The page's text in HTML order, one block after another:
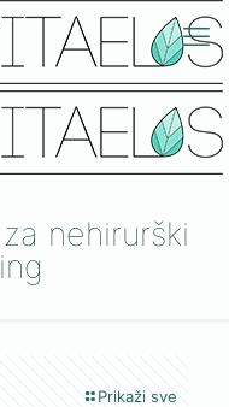
nehirurški
Prikaži sve